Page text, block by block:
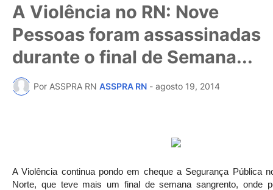
A Violência no RN: Nove
Pessoas foram assassinadas
durante o final de Semana...
Por ASSPRA RN ASSPRA RN - agosto 19, 2014
A Violência continua pondo em cheque a Segurança Pública
Norte, que teve mais um final de semana sangrento, onde